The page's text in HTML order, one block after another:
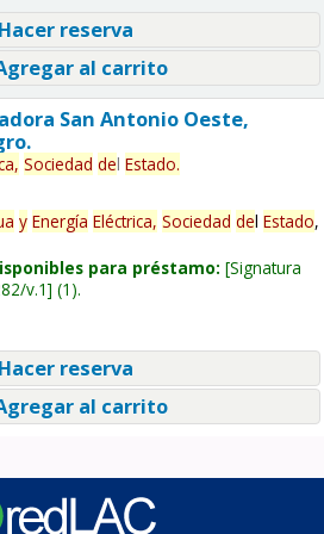
reserva
al carrito
San Antonio Oeste,
Sociedad del Estado.
y Energía Eléctrica, Sociedad del Estado,
para préstamo: Signatura
v.1 (1).
reserva
al carrito